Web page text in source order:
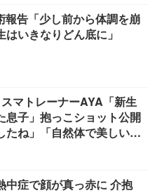
報告「少し前から体調を崩
はいきなりどん底に」
マトレーナーAYA「新生
息子」抱っこショット公開
たね」「自然体で美しい」
中症で顔が真っ赤に 介抱